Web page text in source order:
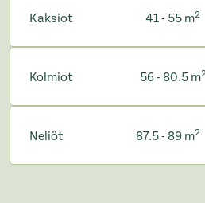
Kaksiot 41 - 55 m2
Kolmiot 56 - 80.5 m
Neliöt 87.5 - 89 m2